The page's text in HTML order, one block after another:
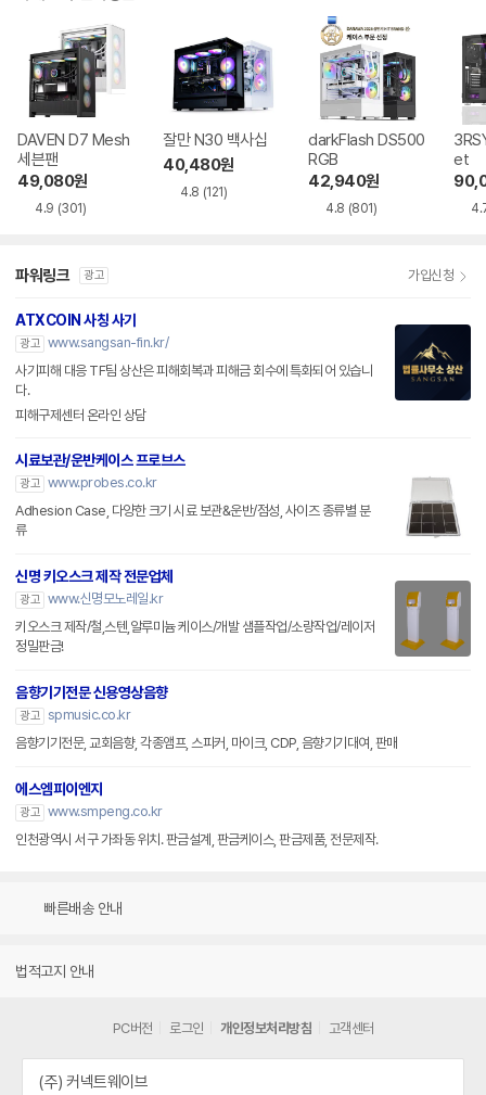
DAVEN D7 Mesh
세븐팬
49,080원
4.9 (301)
잘만 N30 백사십
40,480원
4.8 (121)
darkFlash DS500
RGB
42,940원
4.8 (801)
et
파워링크 광고 가입신청
ATXCOIN 사칭 사기
광고 www.sangsan-fin.kr/
사기피해 대응 TF팀 상산은 피해회복과 피해금 회수에 특화되어 있습니
다.
피해구제센터 온라인 상담
시료보관/운반케이스 프로브스
광고 www.probes.co.kr
Adhesion Case, 다양한 크기 시료 보관&운반/점성, 사이즈 종류별 분
류
신명 키오스크 제작 전문업체
광고 www.신명모노레일.kr
키오스크 제작/철,스텐,알루미늄 케이스/개발 샘플작업/소량작업/레이저
정밀판금!
음향기기전문 신용영상음향
광고 spmusic.co.kr
음향기기전문, 교회음향, 각종앰프, 스피커, 마이크, CDP, 음향기기대여, 판매
에스엠피이엔지
광고 www.smpeng.co.kr
인천광역시 서구 가좌동 위치. 판금설계, 판금케이스, 판금제품, 전문제작.
빠른배송 안내
법적고지 안내
PC버전 로그인 개인정보처리방침 고객센터
(주) 커넥트웨이브